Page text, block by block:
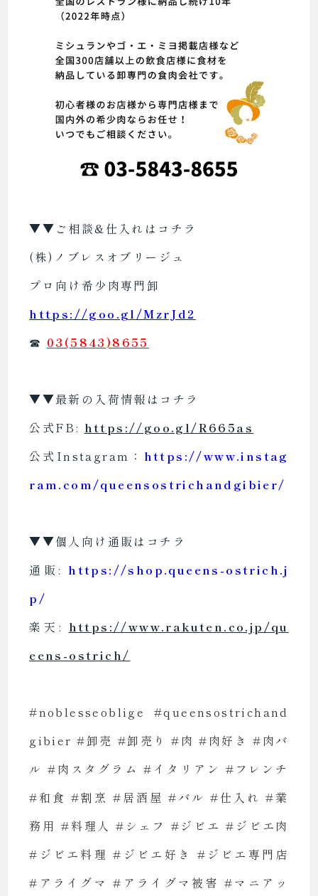
▼▼ ご相談&仕入れはコチラ
(株)ノブレスオブリージュ
プロ向け希少肉専門卸
https://goo.gl/MzrJd2
☎︎ 03(5843)8655
▼▼最新の入荷情報はコチラ
公式FB: https://goo.gl/R665as
公式Instagram： https://www.instag
ram.com/queensostrichandgibier/
▼▼個人向け通販はコチラ
通販: https://shop.queens-ostrich.j
p/
楽天: https://www.rakuten.co.jp/qu
eens-ostrich/
#noblesseoblige #queensostrichand
gibier #卸売 #卸売り #肉 #肉好き #肉バ
ル #肉スタグラム #イタリアン #フレンチ
#和食 #割烹 #居酒屋 #バル #仕入れ #業
務用 #料理人 #シェフ #ジビエ #ジビエ肉
#ジビエ料理 #ジビエ好き #ジビエ専門店
#アライグマ #アライグマ被害 #マニアッ